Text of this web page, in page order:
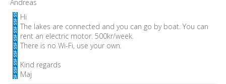
Andreas
Hi
The lakes are connected and you can go by boat. You can
rent an electric motor. 500kr/week.
There is no Wi-Fi, use your own.
Kind regards
Maj